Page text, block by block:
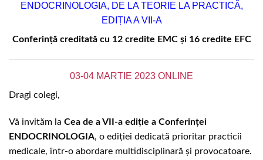
ENDOCRINOLOGIA, DE LA TEORIE LA PRACTICĂ,
EDIȚIA A VII-A
Conferință creditată cu 12 credite EMC și 16 credite EFC
03-04 MARTIE 2023 ONLINE
Dragi colegi,
Vă invităm la Cea de a VII-a ediție a Conferinței
ENDOCRINOLOGIA, o ediției dedicată prioritar practicii
medicale, într-o abordare multidisciplinară și provocatoare.